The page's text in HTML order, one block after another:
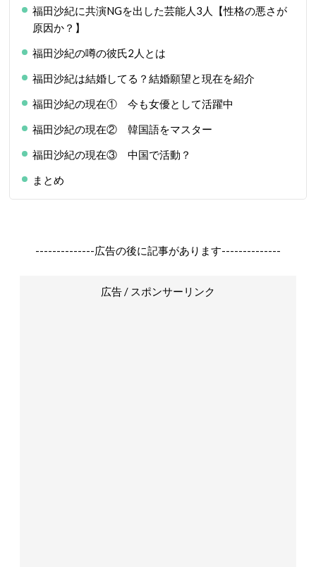
福田沙紀に共演NGを出した芸能人3人【性格の悪さが
原因か？】
福田沙紀の噂の彼氏2人とは
福田沙紀は結婚してる？結婚願望と現在を紹介
福田沙紀の現在① 今も女優として活躍中
福田沙紀の現在② 韓国語をマスター
福田沙紀の現在③ 中国で活動？
まとめ
--------------広告の後に記事があります--------------
広告 / スポンサーリンク